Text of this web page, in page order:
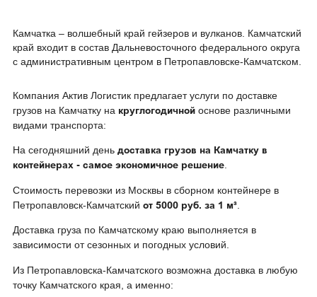
Камчатка – волшебный край гейзеров и вулканов. Камчатский
край входит в состав Дальневосточного федерального округа
с административным центром в Петропавловске-Камчатском.
Компания Актив Логистик предлагает услуги по доставке
грузов на Камчатку на круглогодичной основе различными
видами транспорта:
На сегодняшний день доставка грузов на Камчатку в
контейнерах - самое экономичное решение.
Стоимость перевозки из Москвы в сборном контейнере в
Петропавловск-Камчатский от 5000 руб. за 1 м³
Доставка груза по Камчатскому краю выполняется в
зависимости от сезонных и погодных условий.
Из Петропавловска-Камчатского возможна доставка в любую
точку Камчатского края, а именно: